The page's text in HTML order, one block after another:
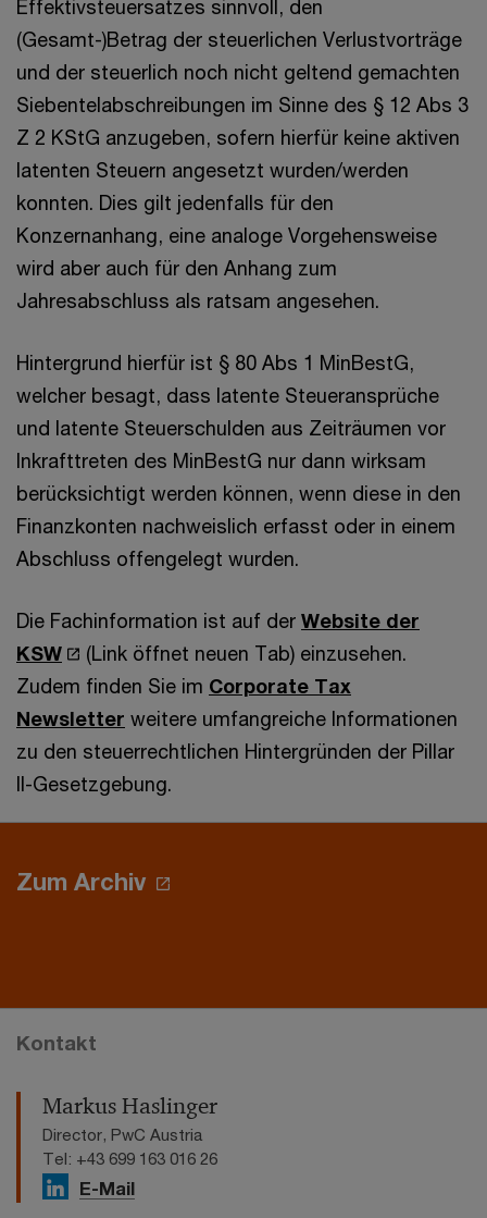
Effektivsteuersatzes sinnvoll, den
(Gesamt-)Betrag der steuerlichen Verlustvorträge
und der steuerlich noch nicht geltend gemachten
Siebentelabschreibungen im Sinne des § 12 Abs 3
Z 2 KStG anzugeben, sofern hierfür keine aktiven
latenten Steuern angesetzt wurden/werden
konnten. Dies gilt jedenfalls für den
Konzernanhang, eine analoge Vorgehensweise
wird aber auch für den Anhang zum
Jahresabschluss als ratsam angesehen.
Hintergrund hierfür ist § 80 Abs 1 MinBestG,
welcher besagt, dass latente Steueransprüche
und latente Steuerschulden aus Zeiträumen vor
Inkrafttreten des MinBestG nur dann wirksam
berücksichtigt werden können, wenn diese in den
Finanzkonten nachweislich erfasst oder in einem
Abschluss offengelegt wurden.
Die Fachinformation ist auf der Website der
KSW
(Link öffnet neuen Tab) einzusehen.
Zudem finden Sie im Corporate Tax
Newsletter weitere umfangreiche Informationen
zu den steuerrechtlichen Hintergründen der Pillar
II-Gesetzgebung.
Zum Archiv
Kontakt
Markus Haslinger
Director, PwC Austria
Tel: +43 699 163 016 26
E-Mail